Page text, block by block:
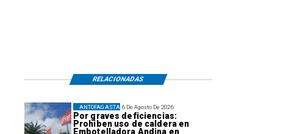
6 De Agosto De 2026
Por graves deficiencias:
Prohiben uso de caldera en
Embotelladora Andina en
ANTOFAGASTA
RELACIONADAS